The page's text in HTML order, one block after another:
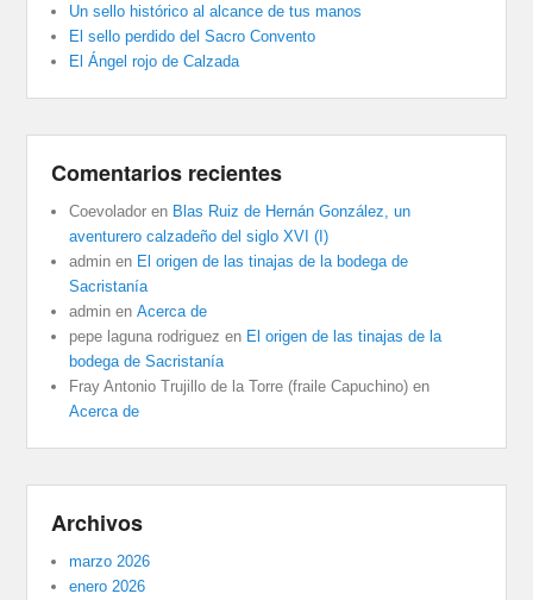
Un sello histórico al alcance de tus manos
El sello perdido del Sacro Convento
El Ángel rojo de Calzada
Comentarios recientes
Coevolador en Blas Ruiz de Hernán González, un
aventurero calzadeño del siglo XVI (I)
admin en El origen de las tinajas de la bodega de
Sacristanía
admin enAcerca de
pepe laguna rodriguez en El origen de las tinajas de la
bodega de Sacristanía
Fray Antonio Trujillo de la Torre (fraile Capuchino) en
Acerca de
Archivos
marzo 2026
enero 2026